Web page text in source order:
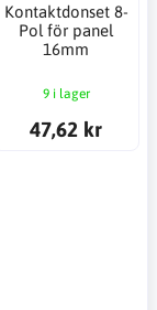
Kontaktdonset 8-
Pol för panel
16mm
9 i lager
47,62 kr